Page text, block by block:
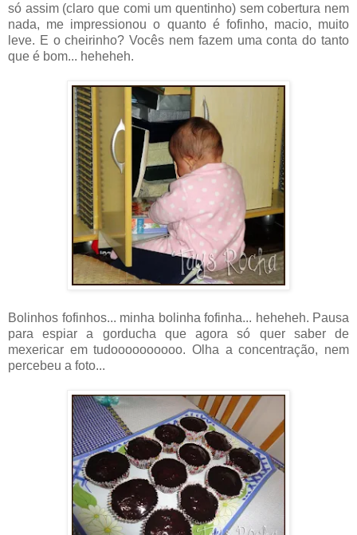
só assim (claro que comi um quentinho) sem cobertura nem
nada, me impressionou o quanto é fofinho, macio, muito
leve. E o cheirinho? Vocês nem fazem uma conta do tanto
que é bom... heheheh.
Bolinhos fofinhos... minha bolinha fofinha... heheheh. Pausa
para espiar a gorducha que agora só quer saber de
mexericar em tudoooooooooo. Olha a concentração, nem
percebeu a foto...